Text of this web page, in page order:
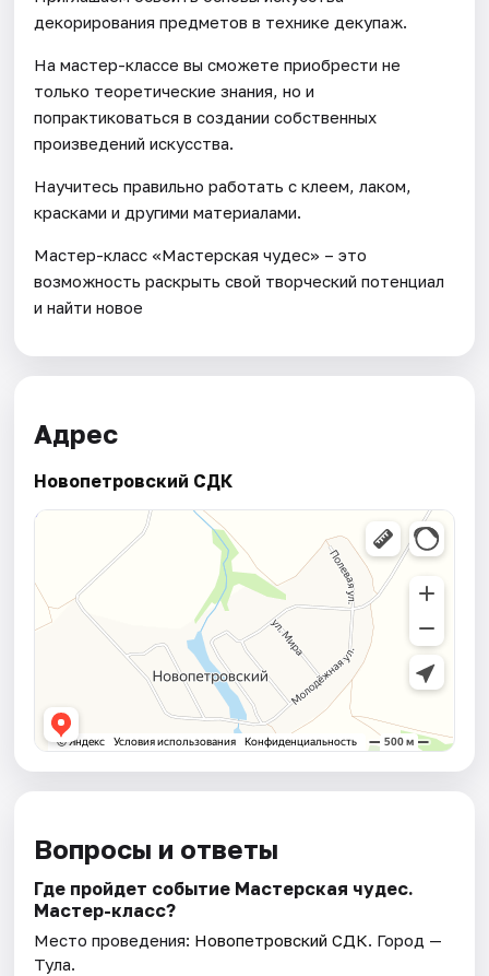
декорирования предметов в технике декупаж.
На мастер-классе вы сможете приобрести не
только теоретические знания, но и
попрактиковаться в создании собственных
произведений искусства.
Научитесь правильно работать с клеем, лаком,
красками и другими материалами.
Мастер-класс «Мастерская чудес» – это
возможность раскрыть свой творческий потенциал
и найти новое
Адрес
Новопетровский СДК
Вопросы и ответы
Где пройдет событие Мастерская чудес.
Мастер-класс?
Место проведения: Новопетровский СДК. Город —
Тула.